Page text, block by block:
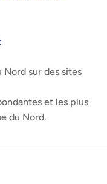
sur des sites
et les plus
du Nord.